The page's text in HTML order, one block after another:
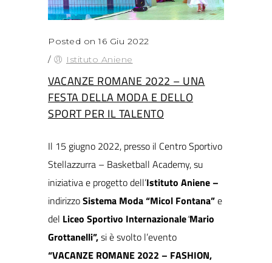
Posted on 16 Giu 2022
/
Istituto Aniene
VACANZE ROMANE 2022 – UNA
FESTA DELLA MODA E DELLO
SPORT PER IL TALENTO
Il 15 giugno 2022, presso il Centro Sportivo
Stellazzurra – Basketball Academy, su
iniziativa e progetto dell’Istituto Aniene –
indirizzoSistema Moda “Micol Fontana”e
del Liceo Sportivo Internazionale“Mario
Grottanelli”,si è svolto l’evento
“VACANZE ROMANE 2022 – FASHION,